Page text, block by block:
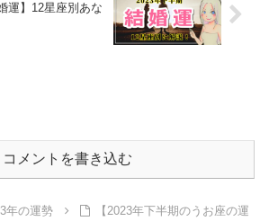
運】12星座別あな
コメントを書き込む
年の運勢
【2023年下半期のうお座の運